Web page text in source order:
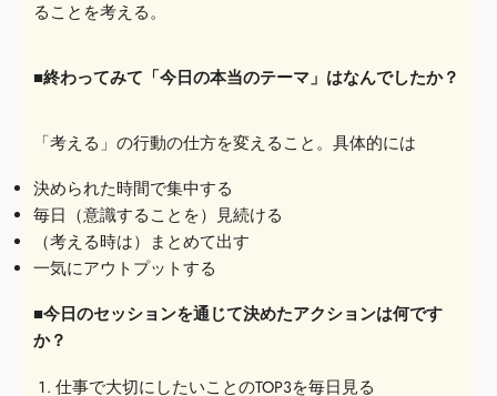
ることを考える。
■終わってみて「今日の本当のテーマ」はなんでしたか？
「考える」の行動の仕方を変えること。具体的には
決められた時間で集中する
毎日（意識することを）見続ける
（考える時は）まとめて出す
一気にアウトプットする
■今日のセッションを通じて決めたアクションは何です
か？
仕事で大切にしたいことのTOP3を毎日見る